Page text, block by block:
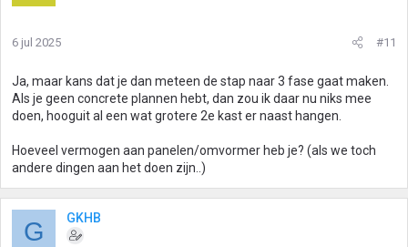
6 jul 2025 #11
Ja, maar kans dat je dan meteen de stap naar 3 fase gaat maken.
Als je geen concrete plannen hebt, dan zou ik daar nu niks mee
doen, hooguit al een wat grotere 2e kast er naast hangen.
Hoeveel vermogen aan panelen/omvormer heb je? (als we toch
andere dingen aan het doen zijn..)
G GKHB